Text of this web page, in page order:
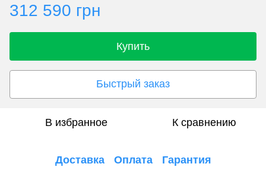
312 590 грн
Купить
Быстрый заказ
В избранное К сравнению
Доставка Оплата Гарантия